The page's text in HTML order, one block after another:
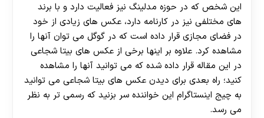
این شخص که در حوزه مدلینگ نیز فعالیت دارد و با برند
های مختلفی نیز در کارنامه دارد، عکس های زیادی از خود
در فضای مجازی قرار داده است که در گوگل می توان آنها را
مشاهده کرد. علاوه بر اینها برخی از عکس های بیتا شجاعی
در این مقاله قرار داده شده که می توانید آنها را مشاهده
کنید؛ راه بعدی برای دیدن عکس های بیتا شجاعی می توانید
به چیج اینستاگرام این خواننده سر بزنید که رسمی تر به نظر
می رسد.